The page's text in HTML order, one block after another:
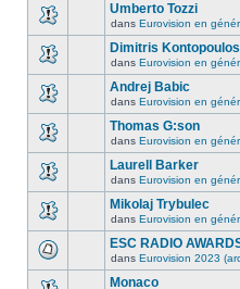
Umberto Tozzi
dans Eurovision en
Dimitris Kontopoulos
dans Eurovision en
Andrej Babic
dans Eurovision en
Thomas G:son
dans Eurovision en
Laurell Barker
dans Eurovision en
Mikolaj Trybulec
dans Eurovision en
ESC RADIO
dans Eurovision 2023
Monaco